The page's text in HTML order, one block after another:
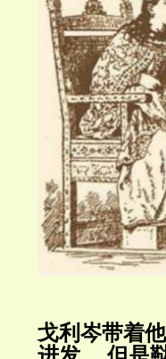
戈利岑带着